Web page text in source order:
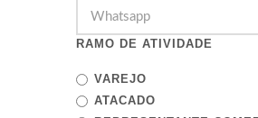
RAMO DE ATIVIDADE
VAREJO
ATACADO